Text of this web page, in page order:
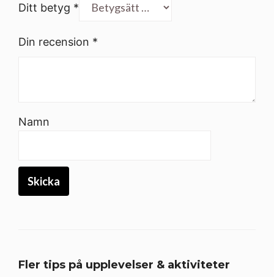
Ditt betyg *
Din recension *
Namn
Fler tips på upplevelser & aktiviteter